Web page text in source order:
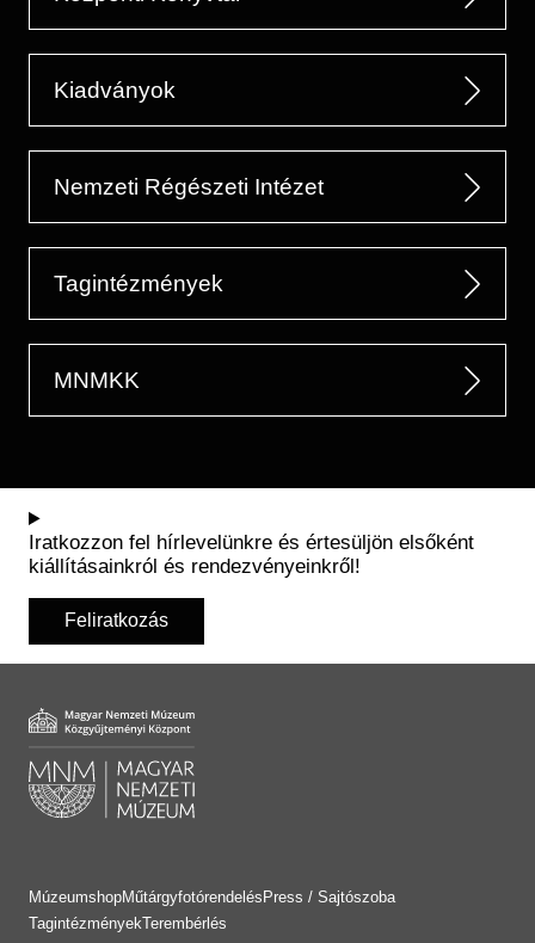
Kiadványok
Nemzeti Régészeti Intézet
Tagintézmények
MNMKK
Iratkozzon fel hírlevelünkre és értesüljön elsőként
kiállításainkról és rendezvényeinkről!
Feliratkozás
MúzeumshopMűtárgyfotórendelés Press / Sajtószoba
TagintézményekTerembérlés